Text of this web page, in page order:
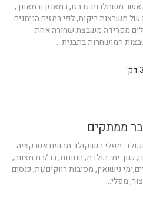
משתלבות זו בזו, במאוזן ובמאונך,
משבצות ריקות, לפי רמזים הניתנים
מפרידה משבצת שחורה אחת
המושחרות בתבנית...
ממתקים
מפלי השוקולד מהווים אטרקציה
כגון: ימי הולדת, חתונות, בר/בת מצווה,
נישואין, מסיבות רווקים/ות, כנסים
מפלי...